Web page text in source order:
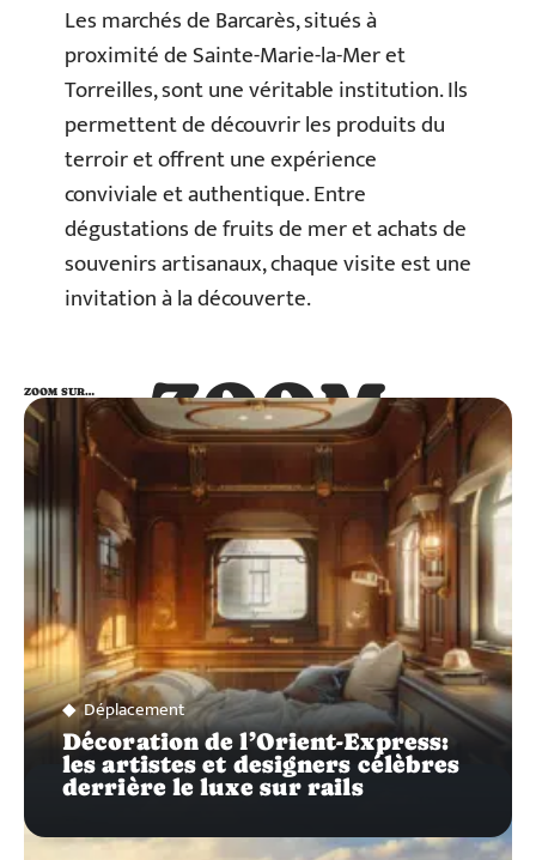
Les marchés de Barcarès, situés à
proximité de Sainte-Marie-la-Mer et
Torreilles, sont une véritable institution. Ils
permettent de découvrir les produits du
terroir et offrent une expérience
conviviale et authentique. Entre
dégustations de fruits de mer et achats de
souvenirs artisanaux, chaque visite est une
invitation à la découverte.
ZOOM
SUR…
ZOOM SUR…
Déplacement
Décoration de l’Orient-Express:
les artistes et designers célèbres
derrière le luxe sur rails